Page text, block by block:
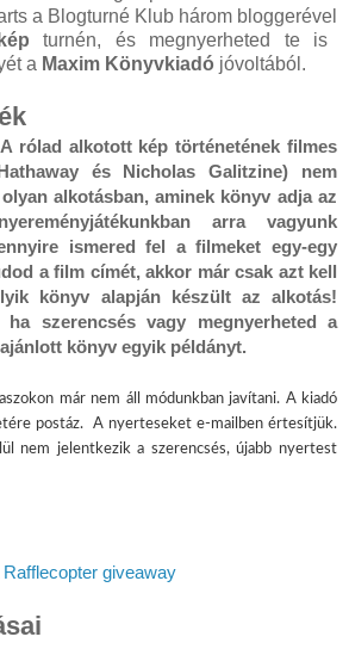
a Blogturné Klub három bloggerével
turnén, és megnyerheted te is
a Maxim Könyvkiadó jóvoltából.
rólad alkotott kép történetének filmes
és Nicholas Galitzine) nem
alkotásban, aminek könyv adja az
arra vagyunk
ismered fel a filmeket egy-egy
a film címét, akkor már csak azt kell
könyv alapján készült az alkotás!
ha szerencsés vagy megnyerheted a
könyv egyik példányt.
már nem áll módunkban javítani. A kiadó
postáz.  A nyerteseket e-mailben értesítjük.
nem jelentkezik a szerencsés, újabb nyertest
Rafflecopter giveaway